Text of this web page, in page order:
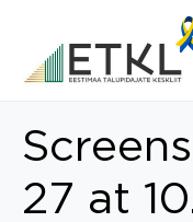
27 at